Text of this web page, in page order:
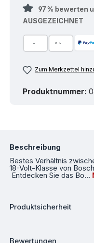
97 % bewerten
AUSGEZEICHNET
Zum Merkzettel
Produktnummer:
Beschreibung
Bestes Verhältnis
18-Volt-Klasse von
Entdecken Sie das Bo…
Produktsicherheit
Bewertungen